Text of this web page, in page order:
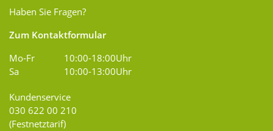
Haben Sie Fragen?
Zum Kontaktformular
Mo-Fr
10:00-18:00Uhr
Sa
10:00-13:00Uhr
Kundenservice
030 622 00 210
(Festnetztarif)